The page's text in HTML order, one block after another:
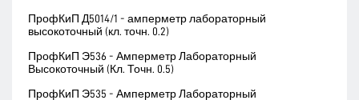
ПрофКиП Д5014/1 - амперметр лабораторный
высокоточный (кл. точн. 0.2)
ПрофКиП Э536 - Амперметр Лабораторный
Высокоточный (Кл. Точн. 0.5)
ПрофКиП Э535 - Амперметр Лабораторный